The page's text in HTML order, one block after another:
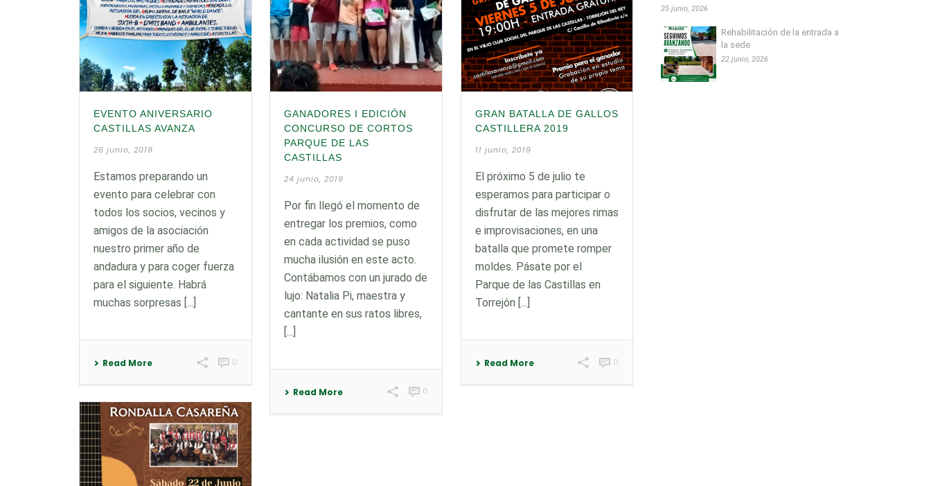
EVENTO ANIVERSARIO
CASTILLAS AVANZA
26 junio, 2019
Estamos preparando un
evento para celebrar con
todos los socios, vecinos y
amigos de la asociación
nuestro primer año de
andadura y para coger fuerza
para el siguiente. Habrá
muchas sorpresas [...]
Read More 0
GANADORES I EDICIÓN
CONCURSO DE CORTOS
PARQUE DE LAS
CASTILLAS
24 junio, 2019
Por fin llegó el momento de
entregar los premios, como
en cada actividad se puso
mucha ilusión en este acto.
Contábamos con un jurado de
lujo: Natalia Pi, maestra y
cantante en sus ratos libres,
[...]
Read More 0
GRAN BATALLA DE GALLOS
CASTILLERA 2019
11 junio, 2019
El próximo 5 de julio te
esperamos para participar o
disfrutar de las mejores rimas
e improvisaciones, en una
batalla que promete romper
moldes. Pásate por el
Parque de las Castillas en
Torrejón [...]
Read More 0
25 junio, 2026
Rehabilitación de la entrada a
la sede
22 junio, 2026